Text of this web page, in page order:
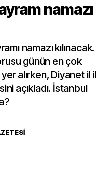
namazı
namazı kılınacak.
günün en çok
alırken, Diyanet il il
açıkladı. İstanbul